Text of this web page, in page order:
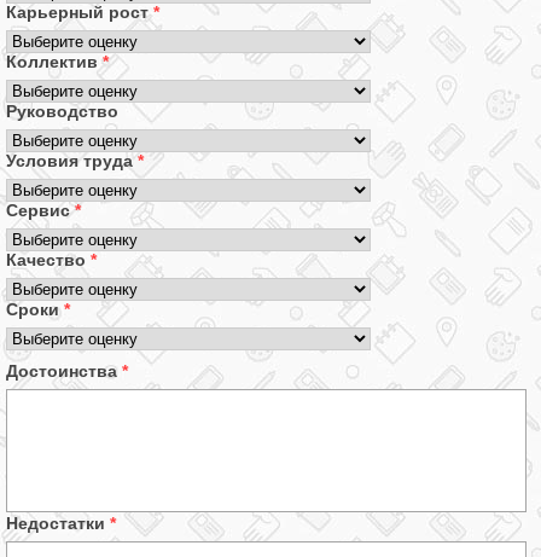
Карьерный рост*
Коллектив*
Руководство
Условия труда*
Сервис*
Качество *
Сроки *
Достоинства *
Недостатки *